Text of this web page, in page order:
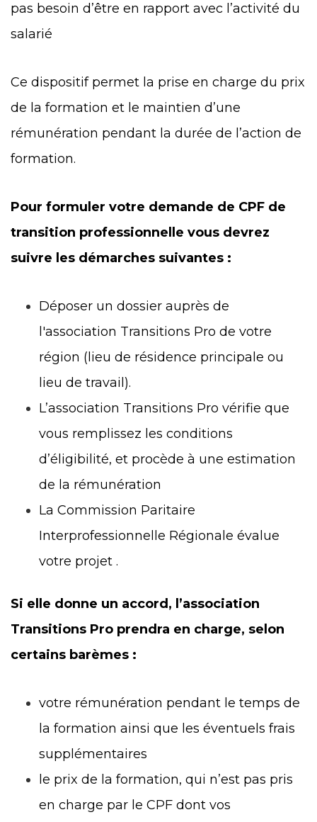
pas besoin d’être en rapport avec l’activité du
salarié
Ce dispositif permet la prise en charge du prix
de la formation et le maintien d’une
rémunération pendant la durée de l’action de
formation.
Pour formuler votre demande de CPF de
transition professionnelle vous devrez
suivre les démarches suivantes :
Déposer un dossier auprès de
l'association Transitions Pro de votre
région (lieu de résidence principale ou
lieu de travail).
L’association Transitions Pro vérifie que
vous remplissez les conditions
d’éligibilité, et procède à une estimation
de la rémunération
La Commission Paritaire
Interprofessionnelle Régionale évalue
votre projet .
Si elle donne un accord, l’association
Transitions Pro prendra en charge, selon
certains barèmes :
votre rémunération pendant le temps de
la formation ainsi que les éventuels frais
supplémentaires
le prix de la formation, qui n’est pas pris
en charge par le CPF dont vos